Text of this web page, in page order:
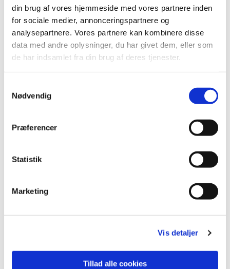
din brug af vores hjemmeside med vores partnere inden
for sociale medier, annonceringspartnere og
analysepartnere. Vores partnere kan kombinere disse
data med andre oplysninger, du har givet dem, eller som
de har indsamlet fra din brug af deres tjenester.
Nødvendig
Præferencer
Statistik
Marketing
Vis detaljer
Tillad alle cookies
vintermånederne (fra oktober til og med april),
hvor der er 'venner', som skaber rammerne for en
som udgangspunkt rettet mod Plejecentrets
beboere, men kontakt endelig besøgstjeneste for
altid velkommen til at kontakte besøgstjenesten.
Kontaktoplysninger